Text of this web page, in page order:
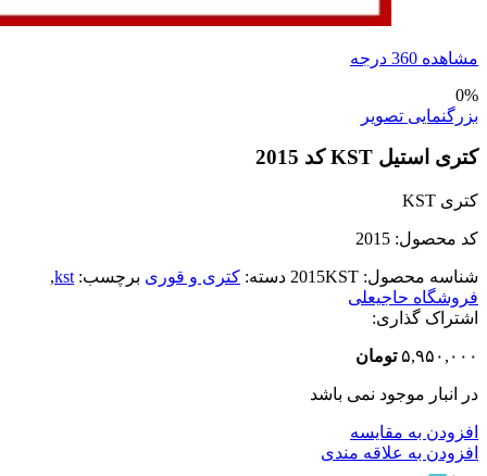
مشاهده 360 درجه
0%
بزرگنمایی تصویر
کتری استیل KST کد 2015
کتری KST
کد محصول: 2015
شناسه محصول: 2015KST دسته: کتری و قوری برچسب: kst
,
فروشگاه حاجیعلی
اشتراک گذاری:
۵,۹۵۰,۰۰۰ تومان
در انبار موجود نمی باشد
افزودن به مقایسه
افزودن به علاقه مندی